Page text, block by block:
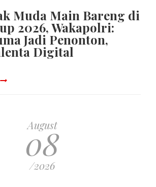
Muda Main Bareng di
2026, Wakapolri:
Jadi Penonton,
Digital
August
08
/2026